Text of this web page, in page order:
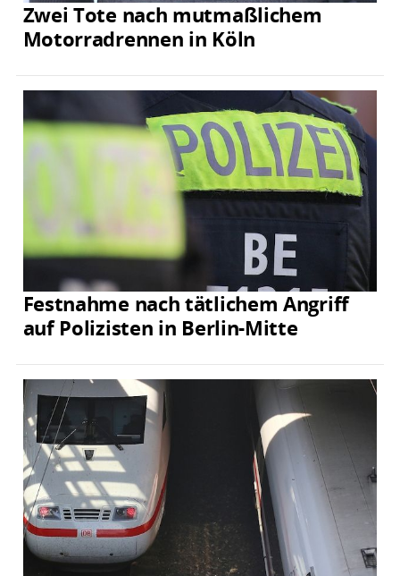
Zwei Tote nach mutmaßlichem
Motorradrennen in Köln
Festnahme nach tätlichem Angriff
auf Polizisten in Berlin-Mitte